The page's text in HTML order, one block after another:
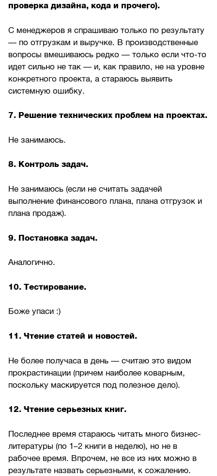
проверка дизайна, кода и прочего).
С менеджеров я спрашиваю только по результату
— по отгрузкам и выручке. В производственные
вопросы вмешиваюсь редко — только если что-то
идет сильно не так — и, как правило, не на уровне
конкретного проекта, а стараюсь выявить
системную ошибку.
7. Решение технических проблем на проектах.
Не занимаюсь.
8. Контроль задач.
Не занимаюсь (если не считать задачей
выполнение финансового плана, плана отгрузок и
плана продаж).
9. Постановка задач.
Аналогично.
10. Тестирование.
Боже упаси :)
11. Чтение статей и новостей.
Не более получаса в день — считаю это видом
прокрастинации (причем наиболее коварным,
поскольку маскируется под полезное дело).
12. Чтение серьезных книг.
Последнее время стараюсь читать много бизнес-
литературы (по 1–2 книги в неделю), но не в
рабочее время. Впрочем, не все из них можно в
результате назвать серьезными, к сожалению.